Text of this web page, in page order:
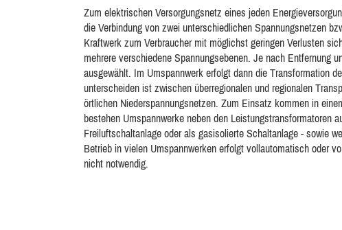
Zum elektrischen Versorgungsnetz eines jeden
die Verbindung von zwei unterschiedlichen Spannungsnetzen
Kraftwerk zum Verbraucher mit möglichst geringen Verlusten
mehrere verschiedene Spannungsebenen. Je nach Entfernung
ausgewählt. Im Umspannwerk erfolgt dann die Transformation
unterscheiden ist zwischen überregionalen und regionalen
örtlichen Niederspannungsnetzen. Zum Einsatz kommen in
bestehen Umspannwerke neben den Leistungstransformatoren
Freiluftschaltanlage oder als gasisolierte Schaltanlage - sowie
Betrieb in vielen Umspannwerken erfolgt vollautomatisch oder
nicht notwendig.